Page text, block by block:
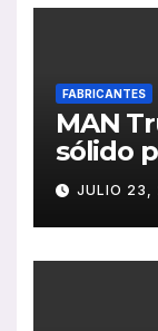
FABRICANTES
MAN
sólido
2026
ventas,
JULIO 23,